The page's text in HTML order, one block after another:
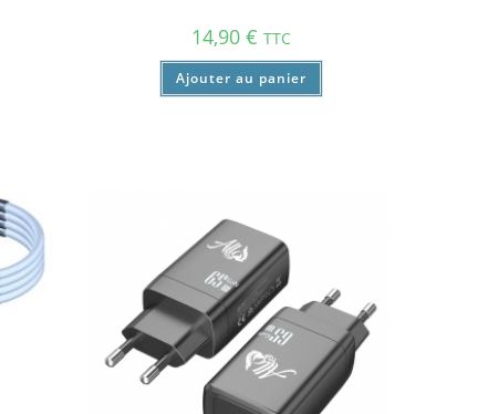
14,90 € TTC
Ajouter au panier